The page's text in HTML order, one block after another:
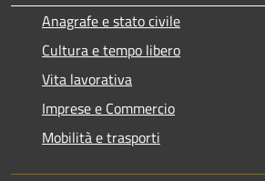
Anagrafe e stato civile
Cultura e tempo libero
Vita lavorativa
Imprese e Commercio
Mobilità e trasporti